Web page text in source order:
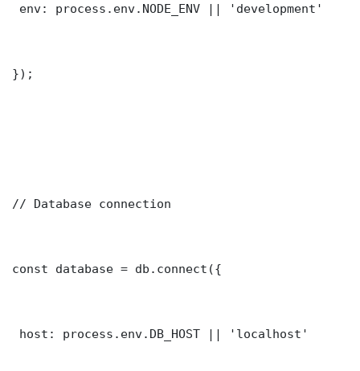
env: process.env.NODE_ENV || 'development'
});
// Database connection
const database = db.connect({
host: process.env.DB_HOST || 'localhost'